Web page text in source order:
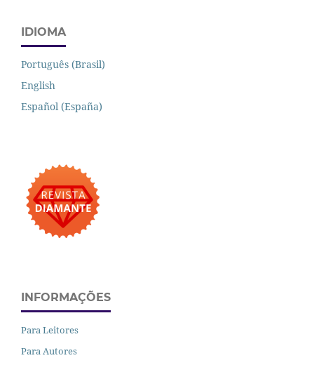
IDIOMA
Português (Brasil)
English
Español (España)
INFORMAÇÕES
Para Leitores
Para Autores